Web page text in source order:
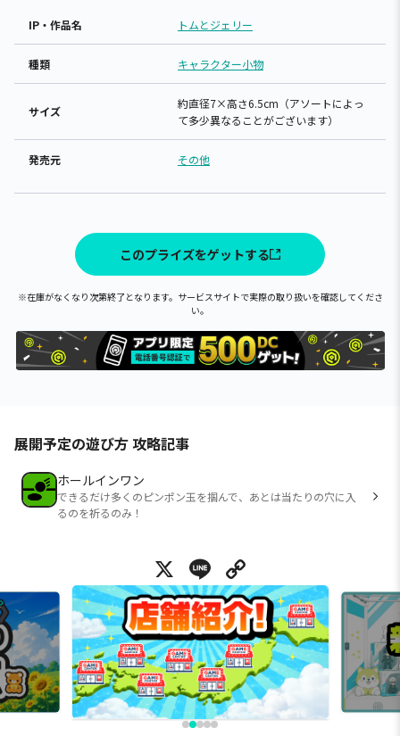
IP・作品名 トムとジェリー
種類 キャラクター小物
サイズ
約直径7×高さ6.5cm（アソートによっ
て多少異なることがございます）
発売元 その他
このプライズをゲットする
※在庫がなくなり次第終了となります。サービスサイトで実際の取り扱いを確認してくださ
い。
展開予定の遊び方 攻略記事
ホールインワン
できるだけ多くのピンポン玉を掴んで、あとは当たりの穴に入
るのを祈るのみ！
X Line